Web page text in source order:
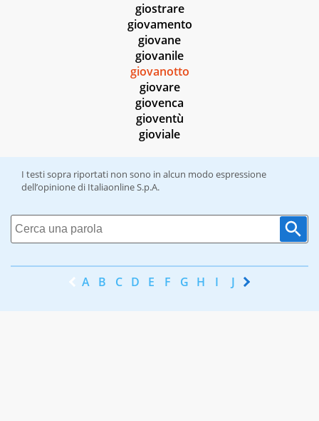
giostrare
giovamento
giovane
giovanile
giovanotto
giovare
giovenca
gioventù
gioviale
I testi sopra riportati non sono in alcun modo espressione
dell’opinione di Italiaonline S.p.A.
A B C D E F G H I J K